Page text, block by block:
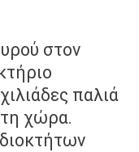
στον
παλιά
τη χώρα.